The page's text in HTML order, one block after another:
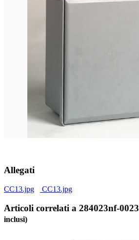
Allegati
CC13.jpg CC13.jpg
Articoli correlati a 284023nf-0023
inclusi)